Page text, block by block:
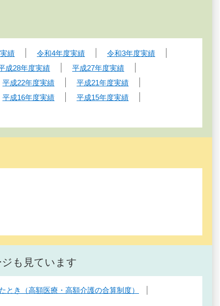
績 令和4年度実績
令和3年度実績
成28年度実績
平成27年度実績
平成22年度実績
平成21年度実績
平成16年度実績
平成15年度実績
も見ています
き（高額医療・高額介護の合算制度）